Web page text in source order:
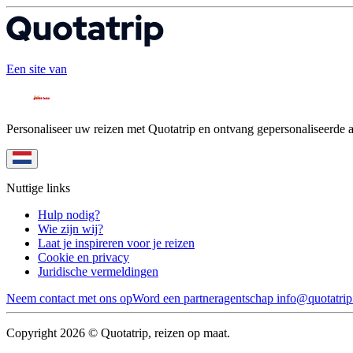
Een site van
Personaliseer uw reizen met Quotatrip en ontvang
Nuttige links
Hulp nodig?
Wie zijn wij?
Laat je inspireren voor je reizen
Cookie en privacy
Juridische vermeldingen
Neem contact met ons opWord een partneragentschap
Copyright 2026 © Quotatrip, reizen op maat.